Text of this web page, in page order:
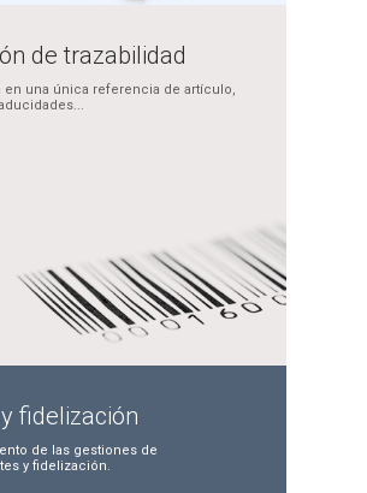
detrazabilidad
en una única referencia de artículo,
fidelización
de las gestiones de
y fidelización.